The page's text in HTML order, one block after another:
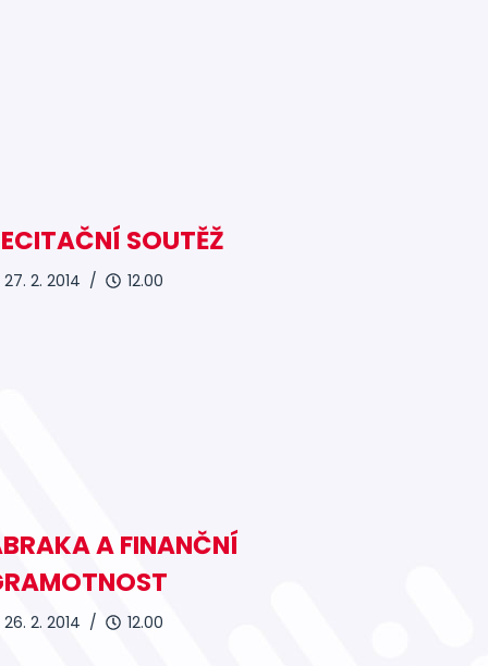
SOUTĚŽ
27. 2. 2014 / 12.00
A FINANČNÍ
26. 2. 2014 / 12.00